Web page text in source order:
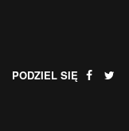
PODZIEL SIĘ